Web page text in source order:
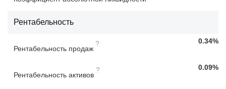
Рентабельность
Рентабельность продаж
? 0.34%
Рентабельность активов
? 0.09%